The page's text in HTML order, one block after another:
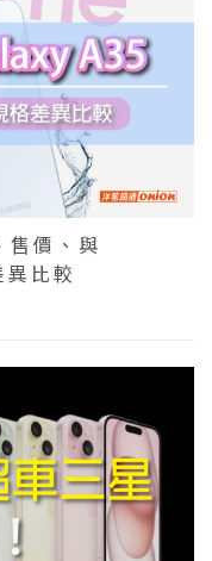
售價、與
比較